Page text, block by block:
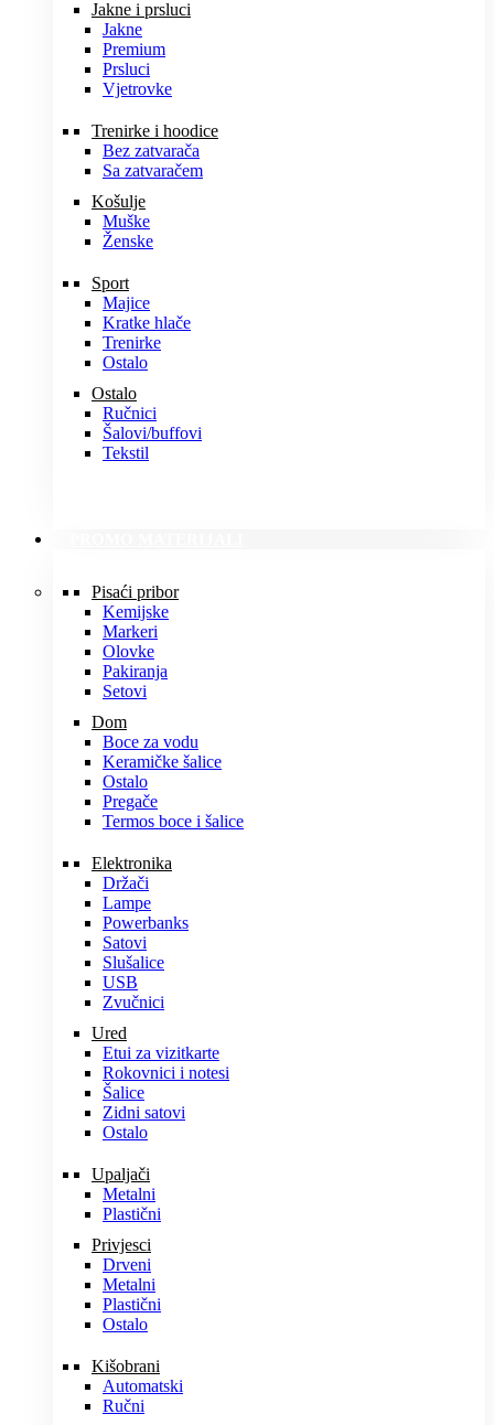
Jakne i prsluci
Jakne
Premium
Prsluci
Vjetrovke
Trenirke i hoodice
Bez zatvarača
Sa zatvaračem
Košulje
Muške
Ženske
Sport
Majice
Kratke hlače
Trenirke
Ostalo
Ostalo
Ručnici
Šalovi/buffovi
Tekstil
Pisaći pribor
Kemijske
Markeri
Olovke
Pakiranja
Setovi
Dom
Boce za vodu
Keramičke šalice
Ostalo
Pregače
Termos boce i šalice
Elektronika
Držači
Lampe
Powerbanks
Satovi
Slušalice
USB
Zvučnici
Ured
Etui za vizitkarte
Rokovnici i notesi
Šalice
Zidni satovi
Ostalo
Upaljači
Metalni
Plastični
Privjesci
Drveni
Metalni
Plastični
Ostalo
Kišobrani
Automatski
Ručni